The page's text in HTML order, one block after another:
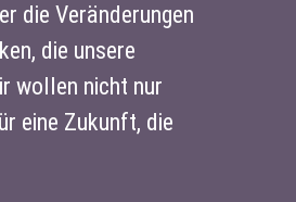
die Veränderungen
die unsere
wollen nicht nur
eine Zukunft, die